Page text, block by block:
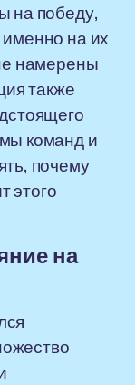
на победу,
на их
намерены
также
команд и
почему
этого
на